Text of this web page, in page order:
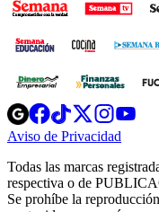
Opens
in
new
Opens
in
new
Opens
in
new
window
Opens
new
window
Aviso de Privacidad
new
Todas las marcas
respectiva o de
Se prohíbe la